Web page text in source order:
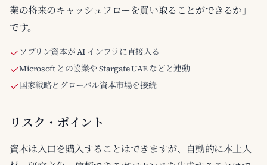
業の将来のキャッシュフローを買い取ることができるか」
です。
ソブリン資本が AI インフラに直接入る
Microsoft との協業や Stargate UAE などと連動
国家戦略とグローバル資本市場を接続
リスク・ポイント
資本は入口を購入することはできますが、自動的に本土人